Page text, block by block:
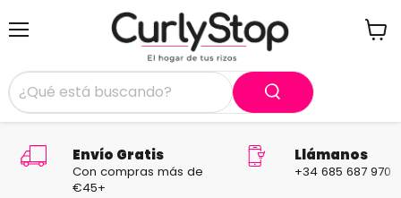
Envío Gratis
Con compras más de
€45+
Llámanos
+34 685 687 970